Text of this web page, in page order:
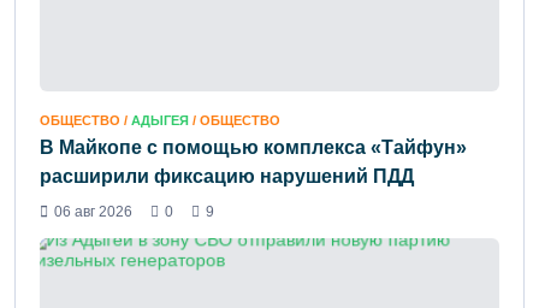
ОБЩЕСТВО / АДЫГЕЯ / ОБЩЕСТВО
В Майкопе с помощью комплекса «Тайфун»
расширили фиксацию нарушений ПДД
06 авг 2026 0 9